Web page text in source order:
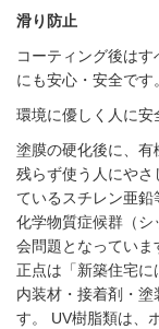
滑り防止
コーティング後は
にも安心・安全です。
環境に優しく人に安
塗膜の硬化後に、有
残らず使う人にや
ているスチレン亜鉛
化学物質症候群（
会問題となってい
正点は「新築住宅
内装材・接着剤・
す。 UV樹脂類は、